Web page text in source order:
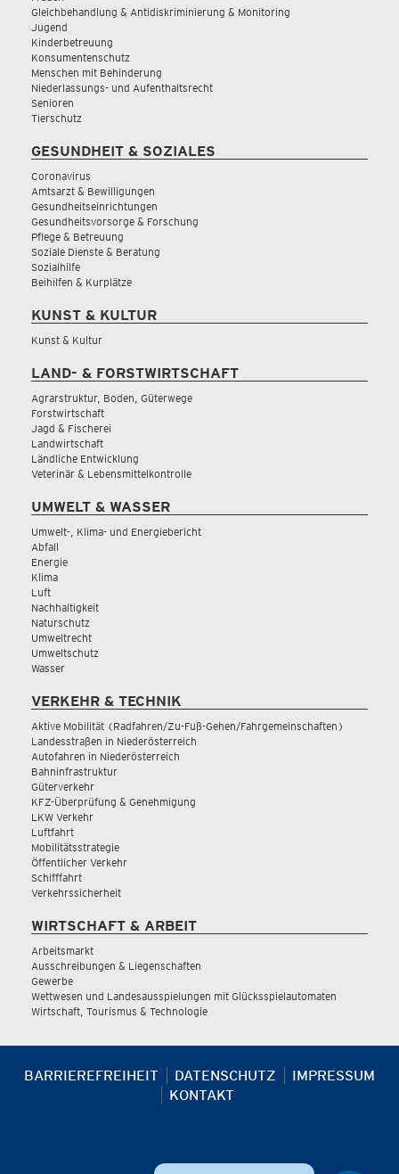
Gleichbehandlung & Antidiskriminierung & Monitoring
Jugend
Kinderbetreuung
Konsumentenschutz
Menschen mit Behinderung
Niederlassungs- und Aufenthaltsrecht
Senioren
Tierschutz
GESUNDHEIT & SOZIALES
Coronavirus
Amtsarzt & Bewilligungen
Gesundheitseinrichtungen
Gesundheitsvorsorge & Forschung
Pflege & Betreuung
Soziale Dienste & Beratung
Sozialhilfe
Beihilfen & Kurplätze
KUNST & KULTUR
Kunst & Kultur
LAND- & FORSTWIRTSCHAFT
Agrarstruktur, Boden, Güterwege
Forstwirtschaft
Jagd & Fischerei
Landwirtschaft
Ländliche Entwicklung
Veterinär & Lebensmittelkontrolle
UMWELT & WASSER
Umwelt-, Klima- und Energiebericht
Abfall
Energie
Klima
Luft
Nachhaltigkeit
Naturschutz
Umweltrecht
Umweltschutz
Wasser
VERKEHR & TECHNIK
Aktive Mobilität (Radfahren/Zu-Fuß-Gehen/Fahrgemeinschaften)
Landesstraßen in Niederösterreich
Autofahren in Niederösterreich
Bahninfrastruktur
Güterverkehr
KFZ-Überprüfung & Genehmigung
LKW Verkehr
Luftfahrt
Mobilitätsstrategie
Öffentlicher Verkehr
Schifffahrt
Verkehrssicherheit
WIRTSCHAFT & ARBEIT
Arbeitsmarkt
Ausschreibungen & Liegenschaften
Gewerbe
Wettwesen und Landesausspielungen mit Glücksspielautomaten
Wirtschaft, Tourismus & Technologie
BARRIEREFREIHEIT DATENSCHUTZ
IMPRESSUM
KONTAKT